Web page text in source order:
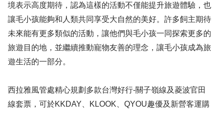
境表示高度期待，認為這樣的活動不僅能提升旅遊體驗，也
讓毛小孩能夠和人類共同享受大自然的美好。許多飼主期待
未來能有更多類似的活動，讓他們與毛小孩一同探索更多的
旅遊目的地，並繼續推動寵物友善的理念，讓毛小孩成為旅
遊生活的一部分。
西拉雅風管處精心規劃多款台灣好行-關子嶺線及菱波官田
線套票，可於KKDAY、KLOOK、QYOU趣優及新營客運購